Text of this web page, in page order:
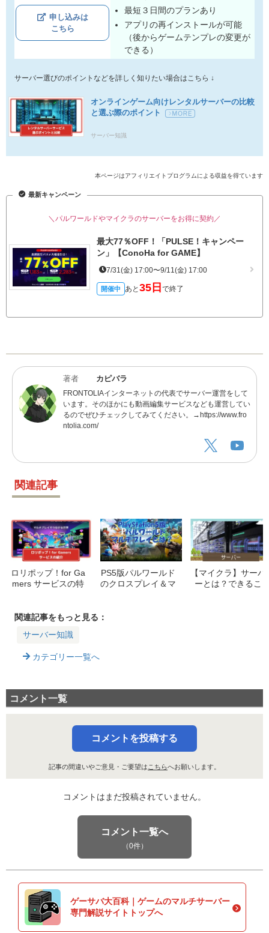
申し込みは
こちら
最短３日間のプランあり
アプリの再インストールが可能
（後からゲームテンプレの変更が
できる）
サーバー選びのポイントなどを詳しく知りたい場合はこちら ↓
オンラインゲーム向けレンタルサーバーの比較
と選ぶ際のポイント
サーバー知識
本ページはアフィリエイトプログラムによる収益を得ています
最新キャンペーン
＼パルワールドやマイクラのサーバーをお得に契約／
最大77％OFF！「PULSE！キャンペー
ン」【ConoHa for GAME】
7/31(金) 17:00〜9/11(金) 17:00
開催中 あと 35日 で終了
著者 カピバラ
FRONTOLIAインターネットの代表でサーバー運営をして
います。そのほかにも動画編集サービスなども運営してい
るのでぜひチェックしてみてください。→https://www.fro
ntolia.com/
関連記事
ロリポップ！for Ga
mers サービスの特
PS5版パルワールド
のクロスプレイ＆マ
【マイクラ】サーバ
ーとは？できるこ
関連記事をもっと見る：
サーバー知識
カテゴリー一覧へ
コメント一覧
コメントを投稿する
記事の間違いやご意見・ご要望は こちらへお願いします。
コメントはまだ投稿されていません。
コメント一覧へ
（0件）
ゲーサバ大百科｜ゲームのマルチサーバー
専門解説サイトトップへ